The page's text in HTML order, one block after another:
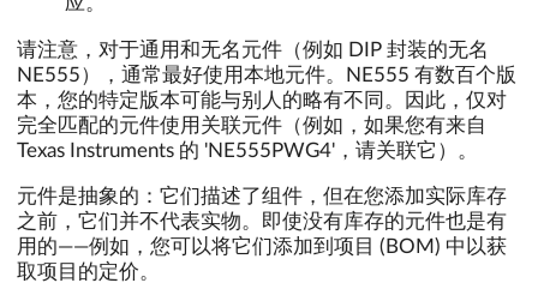
请注意，对于通用和无名元件（例如 DIP 封装的无名
NE555），通常最好使用本地元件。NE555 有数百个版
本，您的特定版本可能与别人的略有不同。因此，仅对
完全匹配的元件使用关联元件（例如，如果您有来自
Texas Instruments 的 'NE555PWG4'，请关联它）。
元件是抽象的：它们描述了组件，但在您添加实际库存
之前，它们并不代表实物。即使没有库存的元件也是有
用的——例如，您可以将它们添加到项目 (BOM) 中以获
取项目的定价。